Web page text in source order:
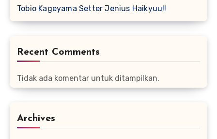
Tobio Kageyama Setter Jenius Haikyuu!!
Recent Comments
Tidak ada komentar untuk ditampilkan.
Archives